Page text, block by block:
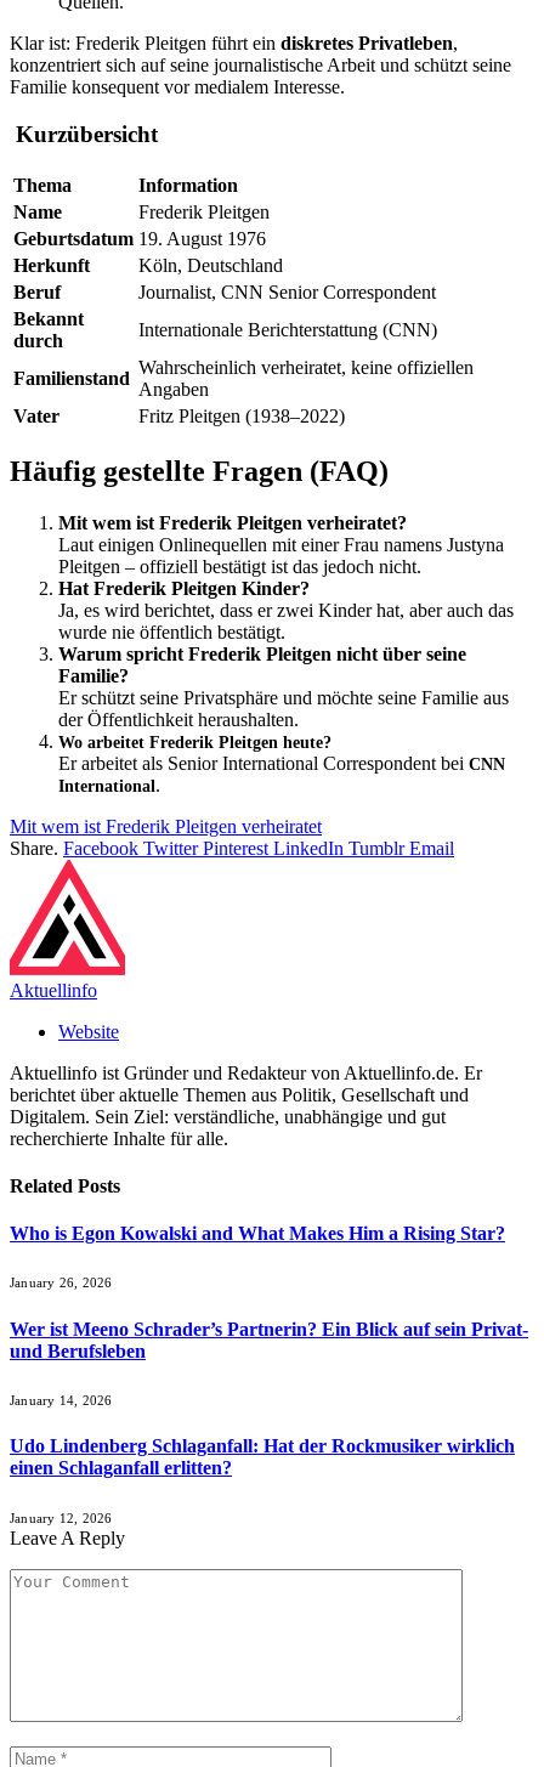
Klar ist: Frederik Pleitgen führt ein diskretes Privatleben,
konzentriert sich auf seine journalistische Arbeit und schützt seine
Familie konsequent vor medialem Interesse.
Kurzübersicht
Thema
Information
Name
Frederik Pleitgen
Geburtsdatum 19. August 1976
Herkunft
Köln, Deutschland
Beruf
Journalist, CNN Senior Correspondent
Bekannt
durch
Internationale Berichterstattung (CNN)
Familienstand
Wahrscheinlich verheiratet, keine offiziellen
Angaben
Vater
Fritz Pleitgen (1938–2022)
Häufig gestellte Fragen (FAQ)
Mit wem ist Frederik Pleitgen verheiratet?
Laut einigen Onlinequellen mit einer Frau namens Justyna
Pleitgen – offiziell bestätigt ist das jedoch nicht.
Hat Frederik Pleitgen Kinder?
Ja, es wird berichtet, dass er zwei Kinder hat, aber auch das
wurde nie öffentlich bestätigt.
Warum spricht Frederik Pleitgen nicht über seine
Familie?
Er schützt seine Privatsphäre und möchte seine Familie aus
der Öffentlichkeit heraushalten.
Wo arbeitet Frederik Pleitgen heute?
Er arbeitet als Senior International Correspondent bei CNN
International.
Mit wem ist Frederik Pleitgen verheiratet
Share. Facebook Twitter Pinterest LinkedIn Tumblr Email
Aktuellinfo
Website
Aktuellinfo ist Gründer und Redakteur von Aktuellinfo.de. Er
berichtet über aktuelle Themen aus Politik, Gesellschaft und
Digitalem. Sein Ziel: verständliche, unabhängige und gut
recherchierte Inhalte für alle.
Related Posts
Who is Egon Kowalski and What Makes Him a Rising Star?
January 26, 2026
Wer ist Meeno Schrader’s Partnerin? Ein Blick auf sein Privat-
und Berufsleben
January 14, 2026
Udo Lindenberg Schlaganfall: Hat der Rockmusiker wirklich
einen Schlaganfall erlitten?
January 12, 2026
Leave A Reply